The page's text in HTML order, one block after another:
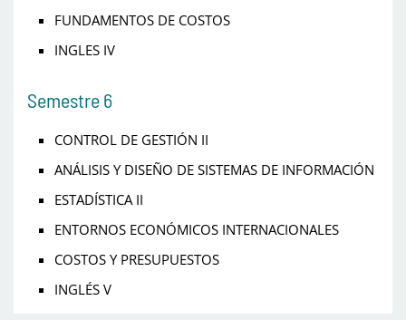
FUNDAMENTOS DE COSTOS
INGLES IV
Semestre 6
CONTROL DE GESTIÓN II
ANÁLISIS Y DISEÑO DE SISTEMAS DE INFORMACIÓN
ESTADÍSTICA II
ENTORNOS ECONÓMICOS INTERNACIONALES
COSTOS Y PRESUPUESTOS
INGLÉS V